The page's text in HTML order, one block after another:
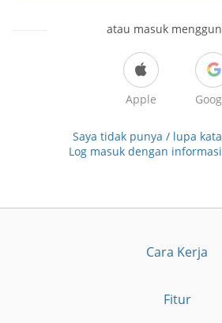
atau masuk
Apple
Saya tidak punya / lupa
Log masuk dengan
Cara Kerja
Fitur